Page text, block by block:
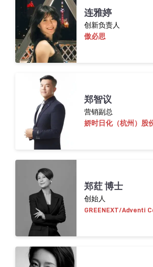
性思维，对全局思考的服务设计和
为目的的设计思维方法有着浓厚兴
性设计与服务设计、体验设计方
践，指导学生共获得了全国各类设
40余项。
袁骅，现任苏州苏大维格科技集团
司销售经理，长期专注高端微纳光
与奢侈品包装解决方案的市场推广
地，在高端品牌包装创新、防伪设
料应用领域拥有丰富实践经验。
连雅婷
创新负责人
傲必思
连雅婷， 毕业于清华大学
任傲必思创新负责人。主要负责可
研发与设计，推动再生材料在商业
和产品中的落地应用。她在项目中
发和应用
环保性能与商业可行性。具备跨学
力，专注于构建符合行业标准的
与应用机制。
郑智议
营销副总
娇时日化（杭州）股
超过15 年的全球营销与销售经验。
妆趋势、产品及消费者洞察。
曾合作的品牌包括：欧莱雅
轩(LVMH)、资生堂
(Amore Pacific)
郑荭 博士
创始人
GREENEXT/Adventi